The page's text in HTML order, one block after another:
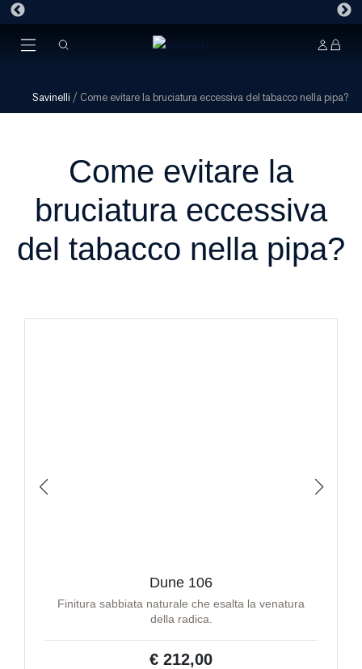
Savinelli / Come evitare la bruciatura eccessiva del tabacco nella pipa?
Come evitare la
bruciatura eccessiva
del tabacco nella pipa?
Dune 106
Finitura sabbiata naturale che esalta la venatura
della radica.
€ 212,00